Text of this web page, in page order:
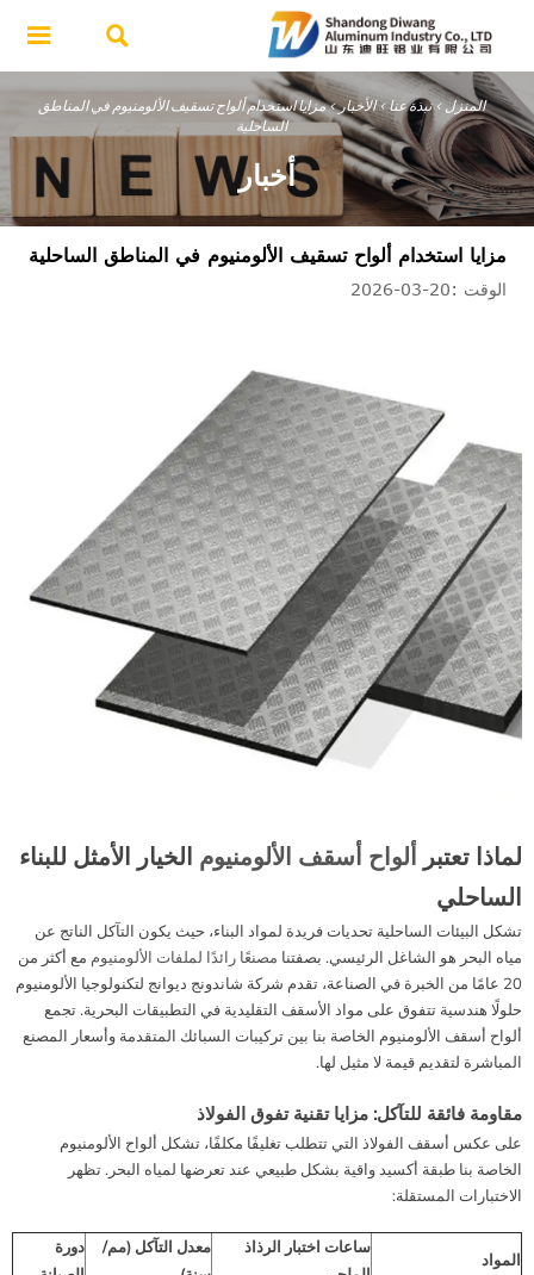


المنزل>نبذة عنا>الأخبار>مزايا استخدام ألواح تسقيف الألومنيوم في المناطق
الساحلية
أخبار
مزايا استخدام ألواح تسقيف الألومنيوم في المناطق الساحلية
الوقت :20-03-2026
لماذا تعتبر ألواح أسقف الألومنيوم الخيار الأمثل للبناء
الساحلي
تشكل البيئات الساحلية تحديات فريدة لمواد البناء، حيث يكون التآكل الناتج عن
مياه البحر هو الشاغل الرئيسي. بصفتنا مصنعًا رائدًا لملفات الألومنيوم مع أكثر من
20 عامًا من الخبرة في الصناعة، تقدم شركة شاندونج ديوانج لتكنولوجيا الألومنيوم
حلولًا هندسية تتفوق على مواد الأسقف التقليدية في التطبيقات البحرية. تجمع
ألواح أسقف الألومنيوم الخاصة بنا بين تركيبات السبائك المتقدمة وأسعار المصنع
المباشرة لتقديم قيمة لا مثيل لها.
مقاومة فائقة للتآكل: مزايا تقنية تفوق الفولاذ
على عكس أسقف الفولاذ التي تتطلب تغليفًا مكلفًا، تشكل ألواح الألومنيوم
الخاصة بنا طبقة أكسيد واقية بشكل طبيعي عند تعرضها لمياه البحر. تظهر
الاختبارات المستقلة:
المواد
ساعات اختبار الرذاذ
معدل التآكل (مم/
دورة